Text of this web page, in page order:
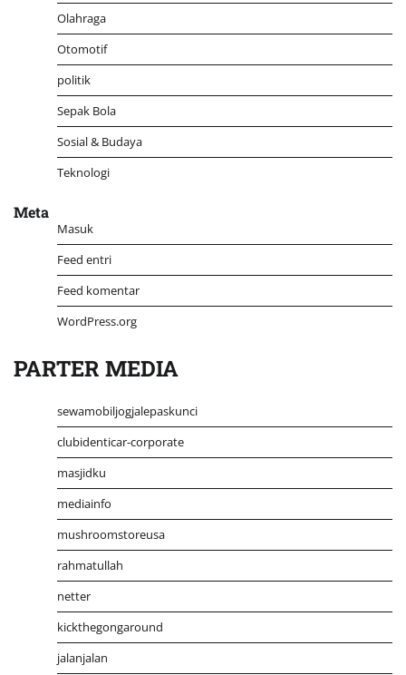
Olahraga
Otomotif
politik
Sepak Bola
Sosial & Budaya
Teknologi
Meta
Masuk
Feed entri
Feed komentar
WordPress.org
PARTER MEDIA
sewamobiljogjalepaskunci
clubidenticar-corporate
masjidku
mediainfo
mushroomstoreusa
rahmatullah
netter
kickthegongaround
jalanjalan